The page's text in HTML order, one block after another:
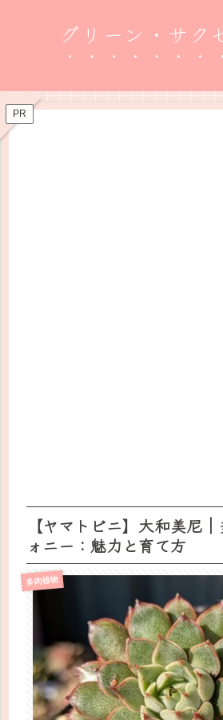
グリーン・サク
PR
【ヤマトビニ】大和美尼
ォニー：魅力と育て方
多肉植物